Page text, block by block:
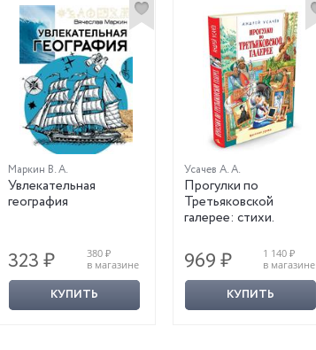
Маркин В. А.
Увлекательная
география
323 ₽
380 ₽
в магазине
КУПИТЬ
Усачев А. А.
Прогулки по
Третьяковской
галерее: стихи.
969 ₽
1 140 ₽
в магазине
КУПИТЬ